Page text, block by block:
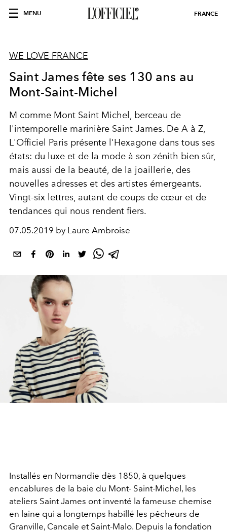
MENU FRANCE
WE LOVE FRANCE
Saint James fête ses 130 ans au
Mont-Saint-Michel
M comme Mont Saint Michel, berceau de
l'intemporelle marinière Saint James. De A à Z,
L'Officiel Paris présente l'Hexagone dans tous ses
états: du luxe et de la mode à son zénith bien sûr,
mais aussi de la beauté, de la joaillerie, des
nouvelles adresses et des artistes émergeants.
Vingt-six lettres, autant de coups de cœur et de
tendances qui nous rendent fiers.
07.05.2019 by Laure Ambroise
Installés en Normandie dès 1850, à quelques
encablures de la baie du Mont- Saint-Michel, les
ateliers Saint James ont inventé la fameuse chemise
en laine qui a longtemps habillé les pêcheurs de
Granville, Cancale et Saint-Malo. Depuis la fondation